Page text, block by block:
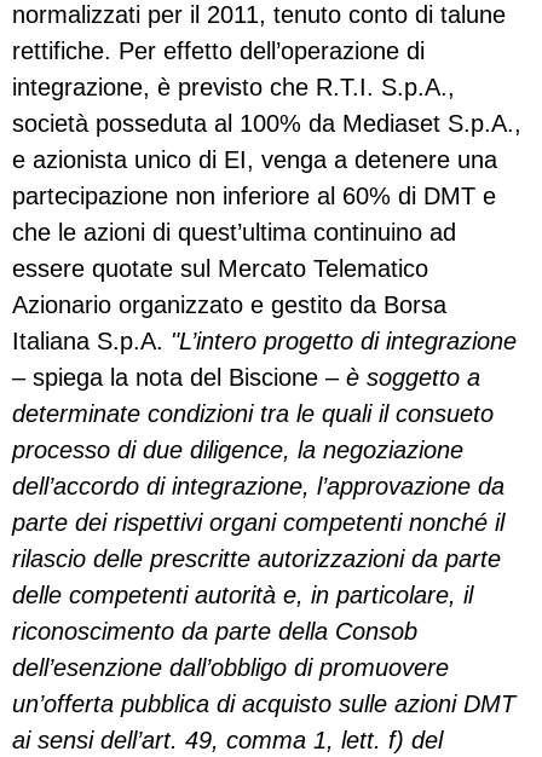
normalizzati per il 2011, tenuto conto di talune
rettifiche. Per effetto dell’operazione di
integrazione, è previsto che R.T.I. S.p.A.,
società posseduta al 100% da Mediaset S.p.A.,
e azionista unico di EI, venga a detenere una
partecipazione non inferiore al 60% di DMT e
che le azioni di quest’ultima continuino ad
essere quotate sul Mercato Telematico
Azionario organizzato e gestito da Borsa
Italiana S.p.A. "L’intero progetto di integrazione
– spiega la nota del Biscione –è soggetto a
determinate condizioni tra le quali il consueto
processo di due diligence, la negoziazione
dell’accordo di integrazione, l’approvazione da
parte dei rispettivi organi competenti nonché il
rilascio delle prescritte autorizzazioni da parte
delle competenti autorità e, in particolare, il
riconoscimento da parte della Consob
dell’esenzione dall’obbligo di promuovere
un’offerta pubblica di acquisto sulle azioni DMT
ai sensi dell’art. 49, comma 1, lett. f) del